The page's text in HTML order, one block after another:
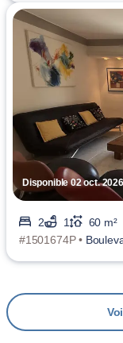
Disponible 02 oct. 2026
2 1
60 m²
#1501674P •